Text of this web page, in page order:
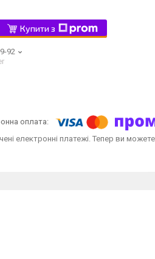
Купити з
92
електронні платежі. Тепер ви